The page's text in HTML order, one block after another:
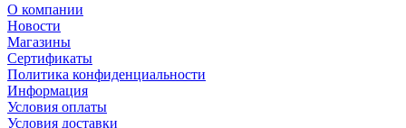
О компании
Новости
Магазины
Сертификаты
Политика конфиденциальности
Информация
Условия оплаты
Условия доставки